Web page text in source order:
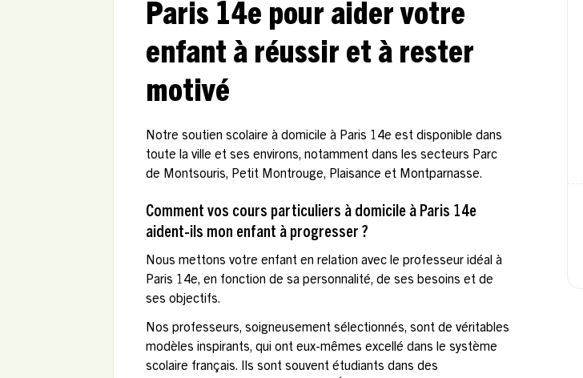
Paris 14e pour aider votre
enfant à réussir et à rester
motivé
Notre soutien scolaire à domicile à Paris 14e est disponible dans
toute la ville et ses environs, notamment dans les secteurs Parc
de Montsouris, Petit Montrouge, Plaisance et Montparnasse.
Comment vos cours particuliers à domicile à Paris 14e
aident-ils mon enfant à progresser ?
Nous mettons votre enfant en relation avec le professeur idéal à
Paris 14e, en fonction de sa personnalité, de ses besoins et de
ses objectifs.
Nos professeurs, soigneusement sélectionnés, sont de véritables
modèles inspirants, qui ont eux-mêmes excellé dans le système
scolaire français. Ils sont souvent étudiants dans des